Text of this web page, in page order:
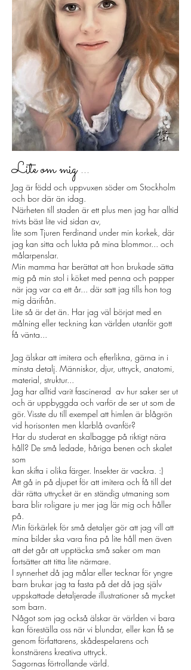
​Lite om mig ...
Jag är född och uppvuxen söder om Stockholm
och bor där än idag.
Närheten till staden är ett plus men jag har alltid
trivts bäst lite vid sidan av,
lite som Tjuren Ferdinand under min korkek, där
jag kan sitta och lukta på mina blommor... och
målarpenslar.
Min mamma har berättat att hon brukade sätta
mig på min stol i köket med penna och papper
när jag var ca ett år... där satt jag tills hon tog
mig därifrån.
Lite så är det än. Har jag väl börjat med en
målning eller teckning kan världen utanför gott
få vänta...
Jag älskar att imitera och efterlikna, gärna in i
minsta detalj. Människor, djur, uttryck, anatomi,
material, struktur...
Jag har alltid varit fascinerad av hur saker ser ut
och är uppbyggda och varför de ser ut som de
gör. Visste du till exempel att himlen är blågrön
vid horisonten men klarblå ovanför?
Har du studerat en skalbagge på riktigt nära
håll? De små ledade, håriga benen och skalet
som
kan skifta i olika färger. Insekter är vackra. :)
Att gå in på djupet för att imitera och få till det
där rätta uttrycket är en ständig utmaning som
bara blir roligare ju mer jag lär mig och håller
på.
Min förkärlek för små detaljer gör att jag vill att
mina bilder ska vara fina på lite håll men även
att det går att upptäcka små saker om man
fortsätter att titta lite närmare.
I synnerhet då jag målar eller tecknar för yngre
barn brukar jag ta fasta på det då jag själv
uppskattade detaljerade illustrationer så mycket
som barn.
Något som jag också älskar är världen vi bara
kan föreställa oss när vi blundar, eller kan få se
genom författarens, skådespelarens och
konstnärens kreativa uttryck.
Sagornas förtrollande värld.